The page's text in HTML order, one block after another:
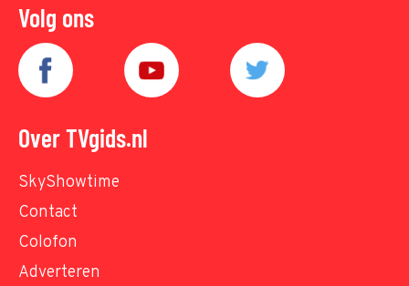
Volg ons
Over TVgids.nl
SkyShowtime
Contact
Colofon
Adverteren